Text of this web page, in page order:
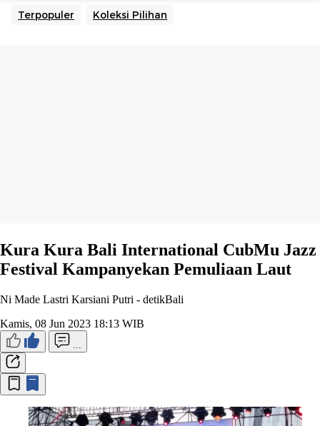
Terpopuler Koleksi Pilihan
Kura Kura Bali International CubMu Jazz
Festival Kampanyekan Pemuliaan Laut
Ni Made Lastri Karsiani Putri - detikBali
Kamis, 08 Jun 2023 18:13 WIB